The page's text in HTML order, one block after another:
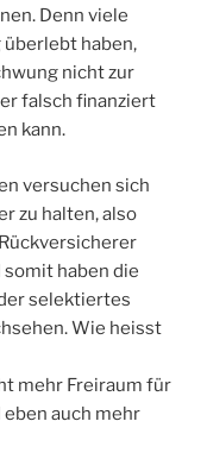
Denn viele
haben,
nicht zur
falsch finanziert
kann.
versuchen sich
zu halten, also
haben die
selektiertes
Wie heisst
mehr Freiraum für
auch mehr